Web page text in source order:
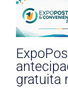
gratuita